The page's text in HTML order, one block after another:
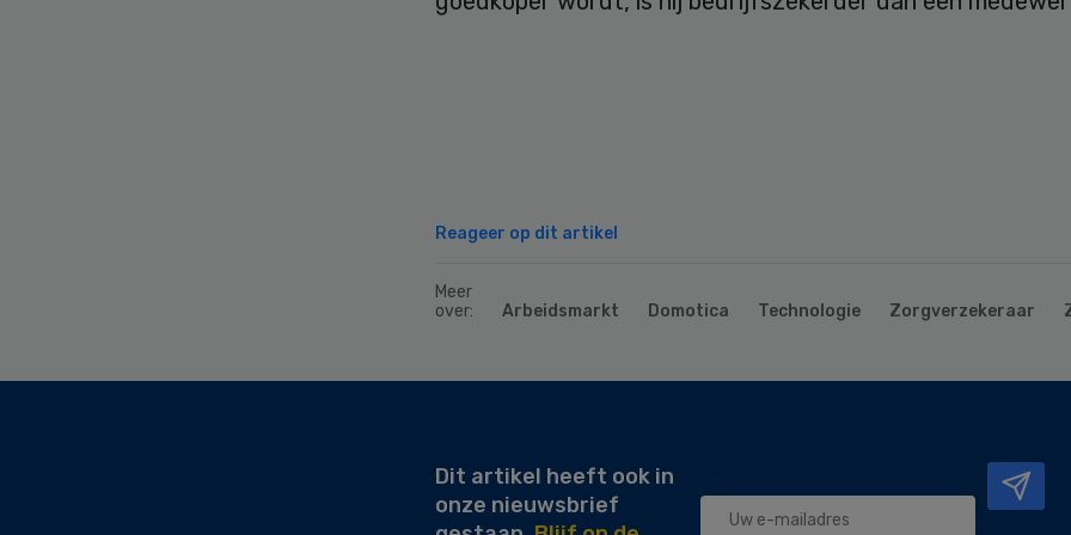
Reageer op dit artikel
Meer
over:
Arbeidsmarkt Domotica Technologie Zorgverzekeraar
Secondary
Dit artikel heeft ook in
onze nieuwsbrief